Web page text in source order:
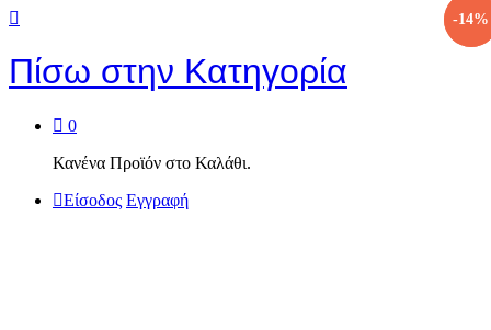
Πίσω στην Κατηγορία
0
Κανένα Προϊόν στο Καλάθι.
Είσοδος Εγγραφή
-38%
-14%